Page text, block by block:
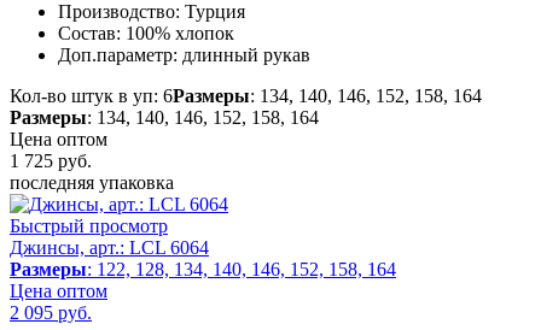
Производство: Турция
Состав: 100% хлопок
Доп.параметр: длинный рукав
Кол-во штук в уп: 6Размеры: 134, 140, 146, 152, 158, 164
Размеры: 134, 140, 146, 152, 158, 164
Цена оптом
1 725 руб.
последняя упаковка
Быстрый просмотр
Джинсы, арт.: LCL 6064
Размеры: 122, 128, 134, 140, 146, 152, 158, 164
Цена оптом
2 095 руб.